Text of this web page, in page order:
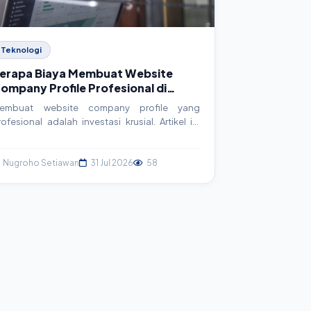
Teknologi
Biaya Membuat Website
Profile Profesional di
Panduan Lengkap
website company profile yang
adalah investasi krusial. Artikel ini
mengelola proyek agar sesuai anggaran
Nugroho Setiawan 31 Jul 2026 58